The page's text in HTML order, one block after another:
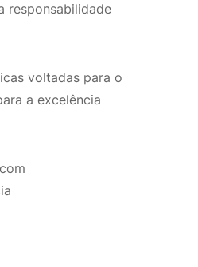
responsabilidade
voltadas para o
a excelência